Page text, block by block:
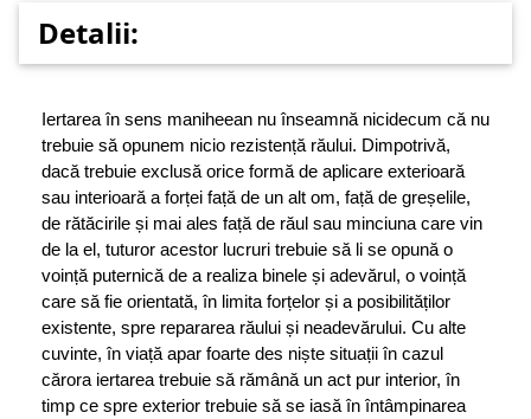
Detalii:
Iertarea în sens maniheean nu înseamnă nicidecum că nu
trebuie să opunem nicio rezistență răului. Dimpotrivă,
dacă trebuie exclusă orice formă de aplicare exterioară
sau interioară a forței față de un alt om, față de greșelile,
de rătăcirile și mai ales față de răul sau minciuna care vin
de la el, tuturor acestor lucruri trebuie să li se opună o
voință puternică de a realiza binele și adevărul, o voință
care să fie orientată, în limita forțelor și a posibilităților
existente, spre repararea răului și neadevărului. Cu alte
cuvinte, în viață apar foarte des niște situații în cazul
cărora iertarea trebuie să rămână un act pur interior, în
timp ce spre exterior trebuie să se iasă în întâmpi­narea